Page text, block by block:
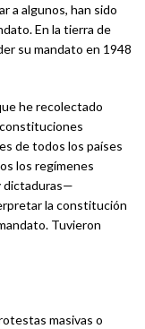
a algunos, han sido
En la tierra de
su mandato en 1948
he recolectado
de todos los países
los regímenes
dictaduras—
la constitución
Tuvieron
masivas o